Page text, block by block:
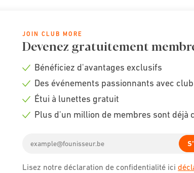
JOIN CLUB MORE
Devenez gratuitement
Check
Bénéficiez d'avantages exclusifs
Check
Des événements passionnants avec
Check
Étui à lunettes gratuit
Plus d'un million de membres sont déjà
address
Lisez notre déclaration de confidentialité ici